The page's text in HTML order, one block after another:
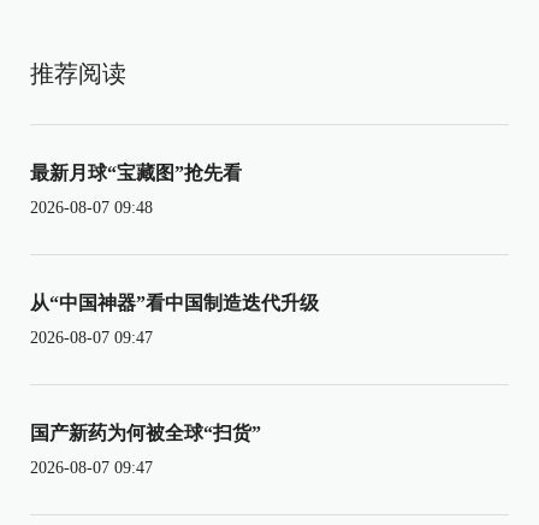
推荐阅读
最新月球“宝藏图”抢先看
2026-08-07 09:48
从“中国神器”看中国制造迭代升级
2026-08-07 09:47
国产新药为何被全球“扫货”
2026-08-07 09:47